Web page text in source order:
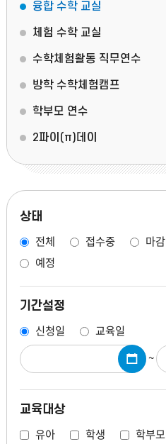
융합 수학 교실
체험 수학 교실
수학체험활동 직무연수
방학 수학체험캠프
학부모 연수
2파이(π)데이
상태
전체 접수중 마감
예정
기간설정
신청일
교육일
~
교육대상
유아 학생 학부모